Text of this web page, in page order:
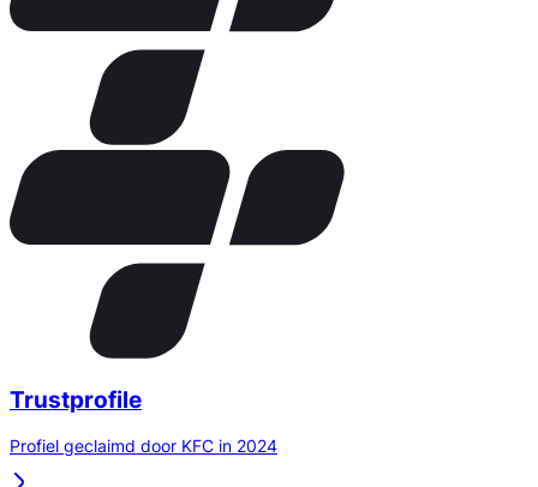
Trustprofile
Profiel geclaimd door KFC in 2024